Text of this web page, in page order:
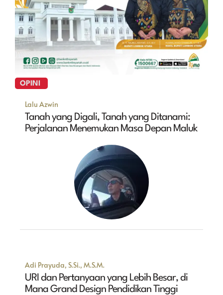
OPINI
Lalu Azwin
Tanah yang Digali, Tanah yang Ditanami:
Perjalanan Menemukan Masa Depan Maluk
Adi Prayuda, S.Si., M.S.M.
URI dan Pertanyaan yang Lebih Besar, di
Mana Grand Design Pendidikan Tinggi